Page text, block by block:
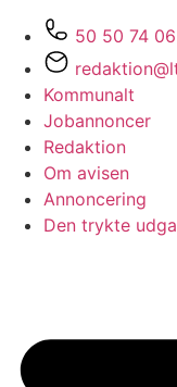
50 50 74 06
Kommunalt
Jobannoncer
Redaktion
Om avisen
Annoncering
Den trykte